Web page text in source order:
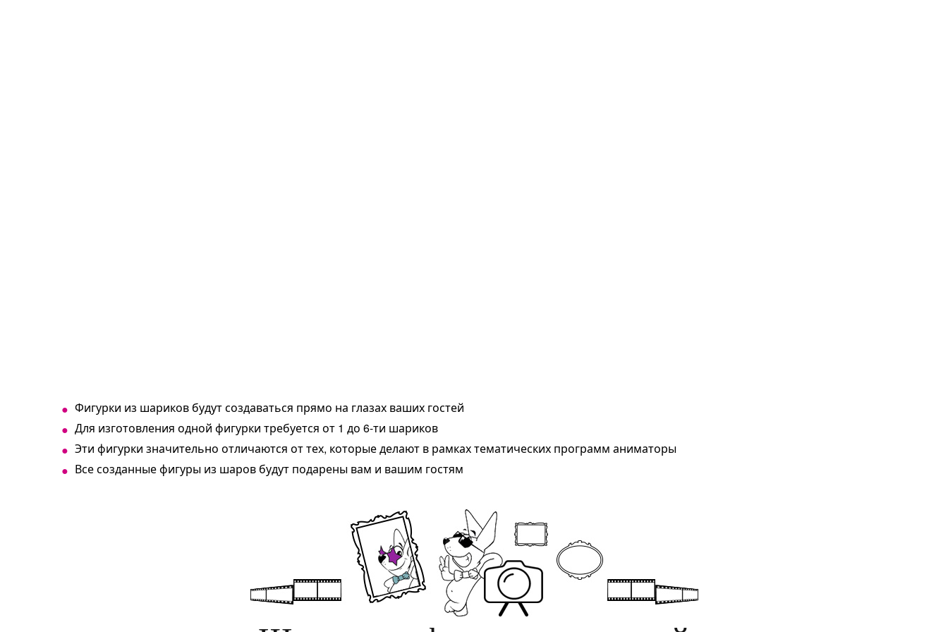
Фигурки из шариков будут создаваться прямо на глазах ваших гостей
Для изготовления одной фигурки требуется от 1 до 6-ти шариков
Эти фигурки значительно отличаются от тех, которые делают в рамках тематических программ аниматоры
Все созданные фигуры из шаров будут подарены вам и вашим гостям